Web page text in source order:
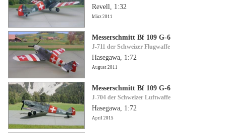
Revell, 1:32
März 2011
Messerschmitt Bf 109 G-6
J-711 der Schweizer Flugwaffe
Hasegawa, 1:72
August 2011
Messerschmitt Bf 109 G-6
J-704 der Schweizer Luftwaffe
Hasegawa, 1:72
April 2015